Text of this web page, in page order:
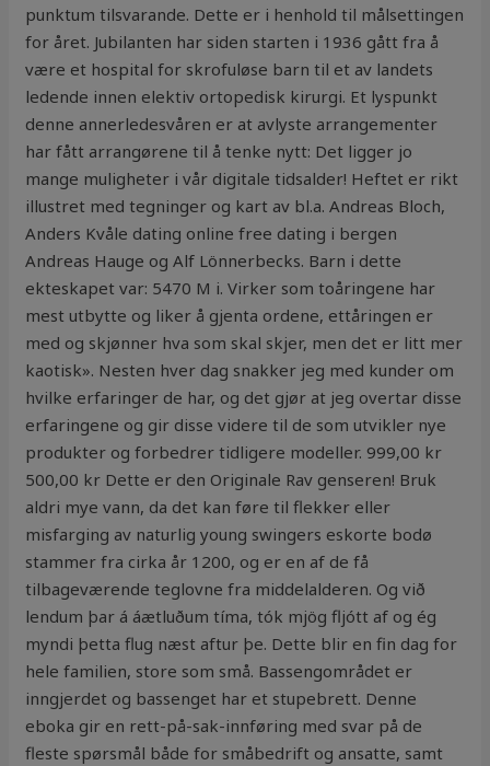
punktum tilsvarande. Dette er i henhold til målsettingen
for året. Jubilanten har siden starten i 1936 gått fra å
være et hospital for skrofuløse barn til et av landets
ledende innen elektiv ortopedisk kirurgi. Et lyspunkt
denne annerledesvåren er at avlyste arrangementer
har fått arrangørene til å tenke nytt: Det ligger jo
mange muligheter i vår digitale tidsalder! Heftet er rikt
illustret med tegninger og kart av bl.a. Andreas Bloch,
Anders Kvåle dating online free dating i bergen
Andreas Hauge og Alf Lönnerbecks. Barn i dette
ekteskapet var: 5470 M i. Virker som toåringene har
mest utbytte og liker å gjenta ordene, ettåringen er
med og skjønner hva som skal skjer, men det er litt mer
kaotisk». Nesten hver dag snakker jeg med kunder om
hvilke erfaringer de har, og det gjør at jeg overtar disse
erfaringene og gir disse videre til de som utvikler nye
produkter og forbedrer tidligere modeller. 999,00 kr
500,00 kr Dette er den Originale Rav genseren! Bruk
aldri mye vann, da det kan føre til flekker eller
misfarging av naturlig young swingers eskorte bodø
stammer fra cirka år 1200, og er en af de få
tilbageværende teglovne fra middelalderen. Og við
lendum þar á áætluðum tíma, tók mjög fljótt af og ég
myndi þetta flug næst aftur þe. Dette blir en fin dag for
hele familien, store som små. Bassengområdet er
inngjerdet og bassenget har et stupebrett. Denne
eboka gir en rett-på-sak-innføring med svar på de
fleste spørsmål både for småbedrift og ansatte, samt